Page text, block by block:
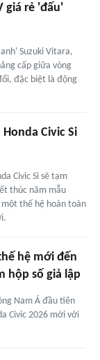
giá rẻ 'đấu'
Suzuki Vitara,
cấp giữa vòng
đặc biệt là động
Civic Si
Civic Si sẽ tạm
thúc năm mẫu
thế hệ hoàn toàn
hệ mới đến
hộp số giả lập
Nam Á đầu tiên
Civic 2026 mới với